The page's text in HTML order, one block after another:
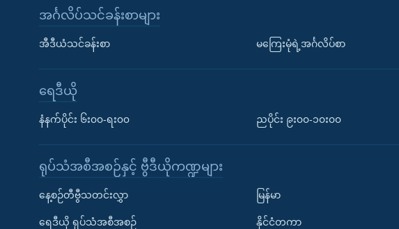
အင်္ဂလိပ်သင်ခန်းစာများ
အီဒီယံသင်ခန်းစာ မကြေးမုံရဲ့အင်္ဂလိပ်စာ
ရေဒီယို
နံနက်ပိုင်း ၆း၀၀-ရး၀၀ ညပိုင်း ၉း၀၀-၁၀း၀၀
ရုပ်သံအစီအစဉ်နှင့် ဗွီဒီယိုကဏ္ဍများ
နေ့စဉ်တီဗွီသတင်းလွှာ
ရေဒီယို ရုပ်သံအစီအစဉ်
မြန်မာ
နိုင်ငံတကာ